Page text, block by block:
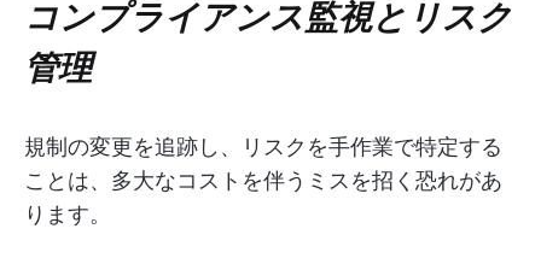
コンプライアンス監視とリスク
管理
規制の変更を追跡し、リスクを手作業で特定する
ことは、多大なコストを伴うミスを招く恐れがあ
ります。